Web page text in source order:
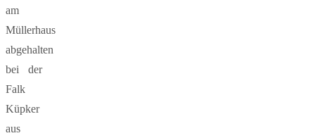
am
Müllerhaus
abgehalten
bei der
Falk
Küpker
aus